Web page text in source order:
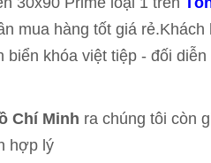
30x90 Prime loại 1 trên
mua hàng tốt giá
biển khóa việt tiệp - đối
Chí Minh ra chúng tôi còn
hợp lý